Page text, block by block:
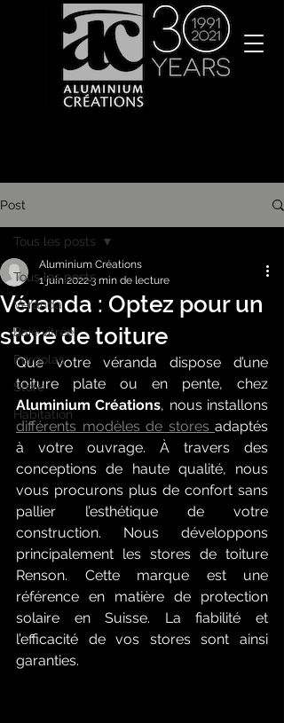
Post
Tous les posts
Véranda
Baie vitrée
Pergolas
Store
Habitation
Tous les posts
Véranda : Optez pour un
store de toiture
Aluminium Créations
1 juin 20223 min de lecture
Que votre véranda dispose d’une
Aluminium Créations
différents modèles de stores adaptés
à votre ouvrage. À travers des
conceptions de haute qualité, nous
vous procurons plus de confort sans
pallier l’esthétique de votre
construction. Nous développons
principalement les stores de toiture
Renson. Cette marque est une
référence en matière de protection
solaire en Suisse. La fiabilité et
l’efficacité de vos stores sont ainsi
garanties.